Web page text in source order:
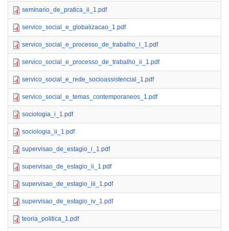
seminario_de_pratica_ii_1.pdf
servico_social_e_globalizacao_1.pdf
servico_social_e_processo_de_trabalho_i_1.pdf
servico_social_e_processo_de_trabalho_ii_1.pdf
servico_social_e_rede_socioassistencial_1.pdf
servico_social_e_temas_contemporaneos_1.pdf
sociologia_i_1.pdf
sociologia_ii_1.pdf
supervisao_de_estagio_i_1.pdf
supervisao_de_estagio_ii_1.pdf
supervisao_de_estagio_iii_1.pdf
supervisao_de_estagio_iv_1.pdf
teoria_politica_1.pdf